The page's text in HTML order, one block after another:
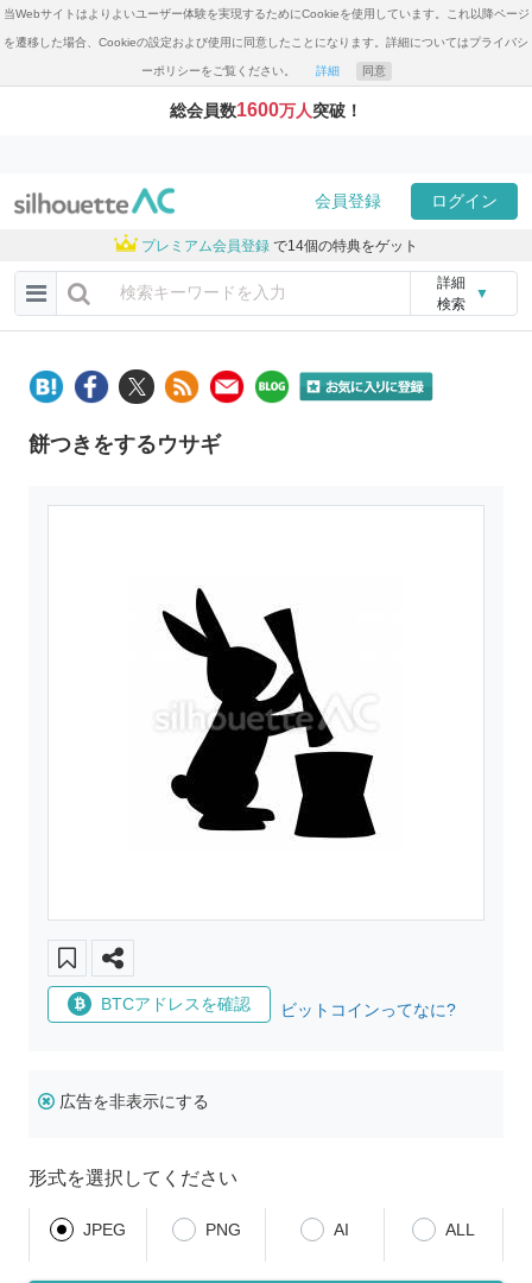
当Webサイトはよりよいユーザー体験を実現するためにCookieを使用しています。これ以降ページ
を遷移した場合、Cookieの設定および使用に同意したことになります。詳細についてはプライバシ
ーポリシーをご覧ください。 詳細 同意
総会員数1600万人突破！
会員登録 ログイン
プレミアム会員登録 で14個の特典をゲット
詳細
検索
▼
餅つきをするウサギ
BTCアドレスを確認 ビットコインってなに?
広告を非表示にする
形式を選択してください
JPEG PNG AI ALL